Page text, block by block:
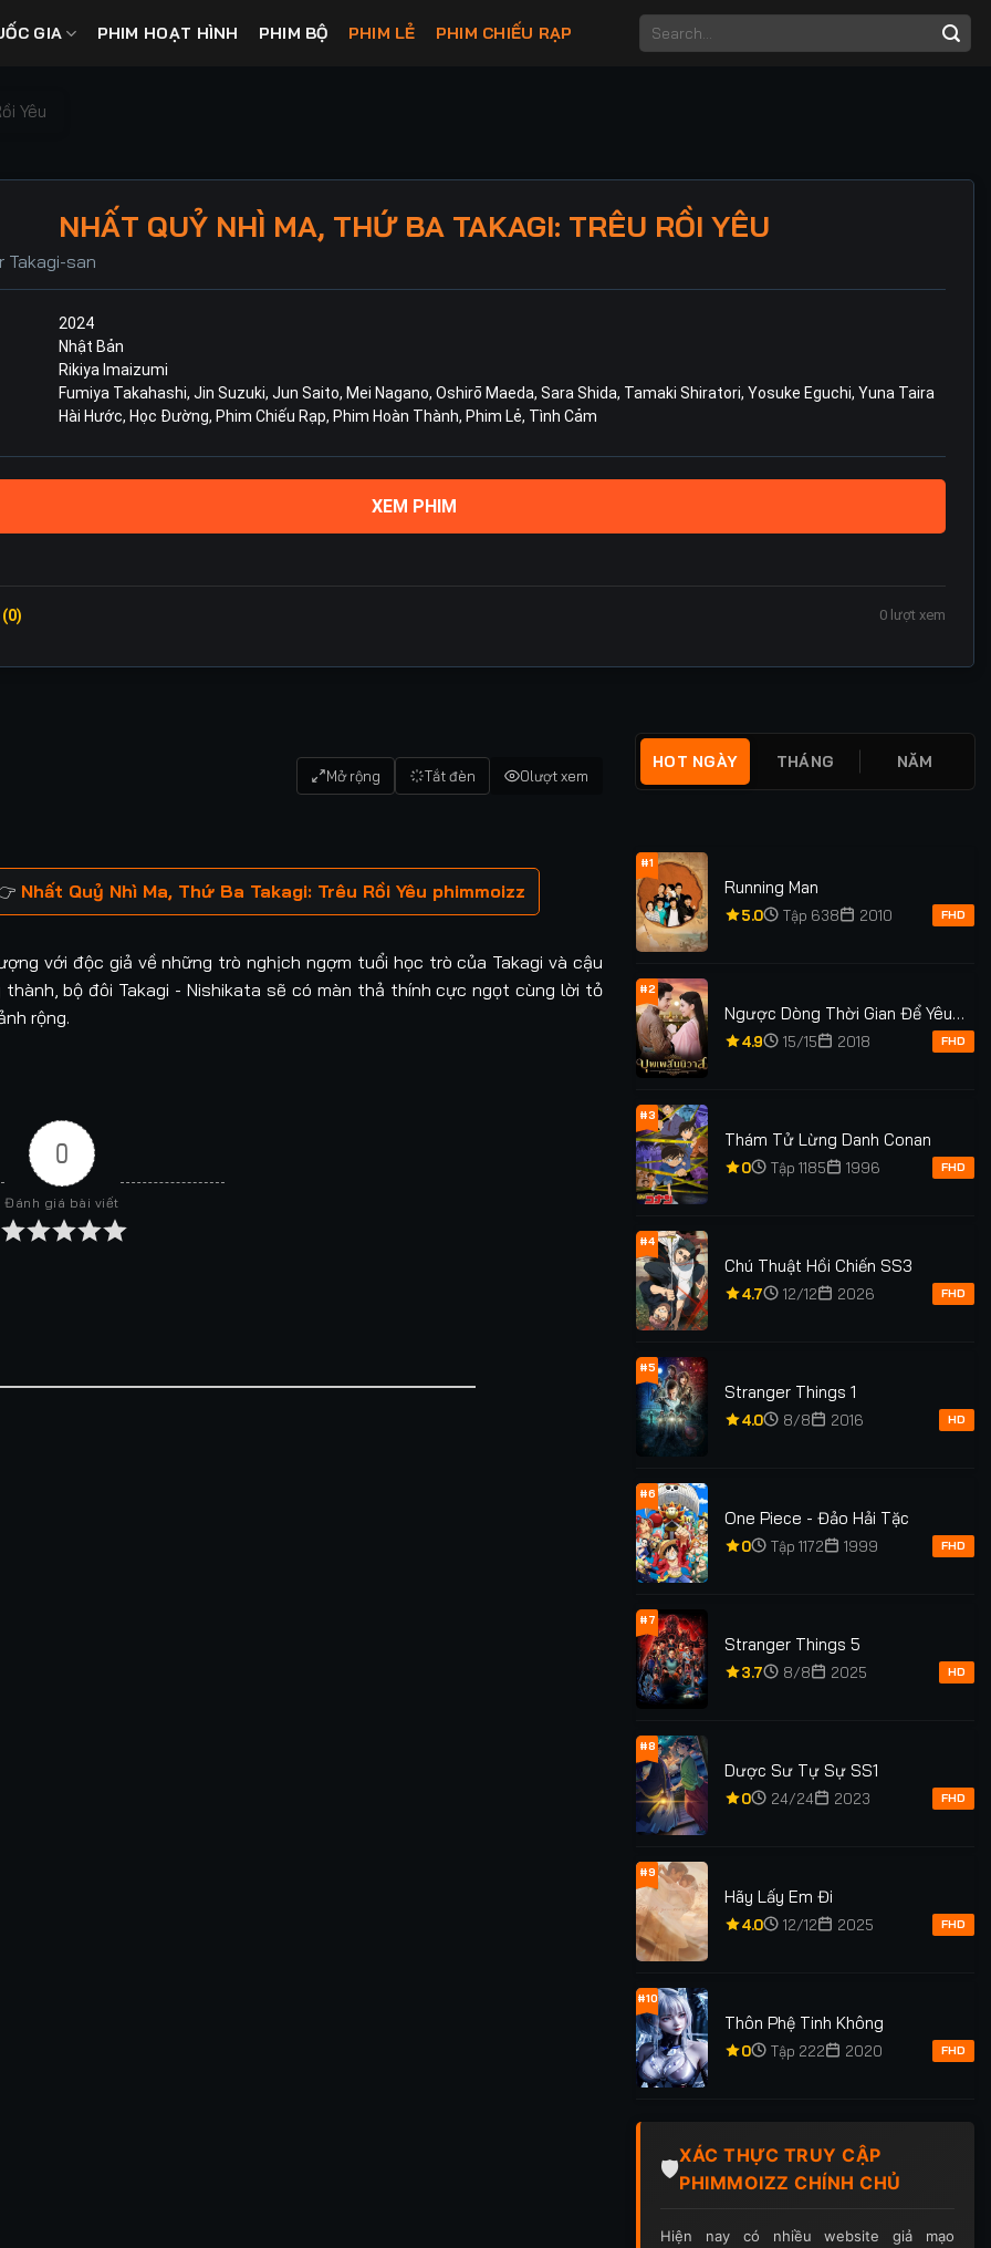
GIA PHIM HOẠT HÌNH PHIM BỘ PHIM LẺ PHIM CHIẾU RẠP
Yêu
NHẤT QUỶ NHÌ MA, THỨ BA TAKAGI: TRÊU RỒI YÊU
Takagi-san
2024
Nhật Bản
Rikiya Imaizumi
Fumiya Takahashi, Jin Suzuki, Jun Saito, Mei Nagano, Oshirō Maeda, Sara Shida, Tamaki Shiratori, Yosuke Eguchi, Yuna Taira
Hài Hước, Học Đường, Phim Chiếu Rạp, Phim Hoàn Thành, Phim Lẻ, Tình Cảm
XEM PHIM
0 lượt xem
Mở rộng Tắt đèn 0lượt xem
Nhất Quỷ Nhì Ma, Thứ Ba Takagi: Trêu Rồi Yêu phimmoizz
với độc giả về những trò nghịch ngợm tuổi học trò của Takagi và cậu
bộ đôi Takagi - Nishikata sẽ có màn thả thính cực ngọt cùng lời tỏ
rộng.
0
Đánh giá bài viết
★5.0
Lượt xem: 230
HẠ CÁNH NƠI ANH
Lượt xem: 370
TÔI Ở ĐỈNH
HOT NGÀY THÁNG NĂM
#1
Running Man
5.0 Tập 638 2010 FHD
#2
Ngược Dòng Thời Gian Để Yêu
Anh Phần 1
4.9 15/15 2018 FHD
#3
Thám Tử Lừng Danh Conan
0 Tập 1185 1996 FHD
#4
Chú Thuật Hồi Chiến SS3
4.7 12/12 2026 FHD
#5
Stranger Things 1
4.0 8/8 2016 HD
#6
One Piece - Đảo Hải Tặc
0 Tập 1172 1999 FHD
#7
Stranger Things 5
3.7 8/8 2025 HD
#8
Dược Sư Tự Sự SS1
0 24/24 2023 FHD
#9
Hãy Lấy Em Đi
4.0 12/12 2025 FHD
#10
Thôn Phệ Tinh Không
0 Tập 222 2020 FHD
🛡️
XÁC THỰC TRUY CẬP
PHIMMOIZZ CHÍNH CHỦ
Hiện nay có nhiều website giả mạo